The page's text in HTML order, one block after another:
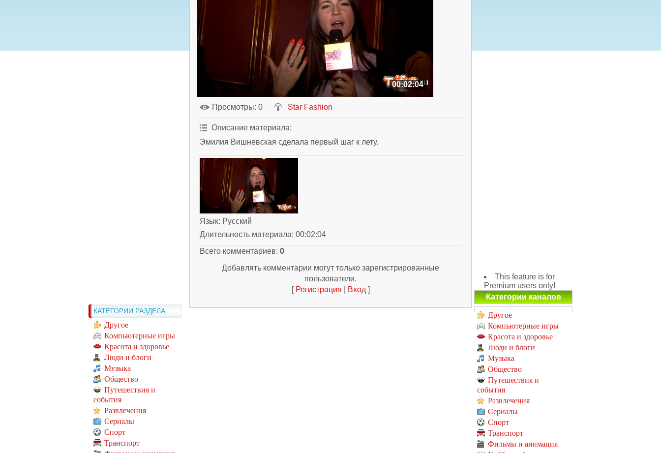
КАТЕГОРИИ РАЗДЕЛА
Другое
Компьютерные игры
Красота и здоровье
Люди и блоги
Музыка
Общество
Путешествия и
события
Развлечения
Сериалы
Спорт
Транспорт
00:02:04
Просмотры: 0 Star Fashion
Описание материала:
Эмилия Вишневская сделала первый шаг к лету.
Язык: Русский
Длительность материала: 00:02:04
Всего комментариев: 0
Добавлять комментарии могут только зарегистрированные
пользователи.
[ Регистрация Вход ]
This feature is for
Premium users only!
Категории каналов
Другое
Компьютерные игры
Красота и здоровье
Люди и блоги
Музыка
Общество
Путешествия и
события
Развлечения
Сериалы
Спорт
Транспорт
Фильмы и анимация